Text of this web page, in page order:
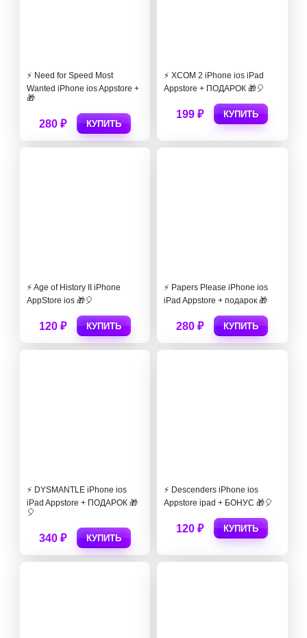
⚡️ Need for Speed Most
Wanted iPhone ios Appstore +
🎁
280 ₽ КУПИТЬ
⚡️ XCOM 2 iPhone ios iPad
Appstore + ПОДАРОК 🎁🎈
199 ₽ КУПИТЬ
⚡️ Age of History II iPhone
AppStore ios 🎁🎈
120 ₽ КУПИТЬ
⚡️ Papers Please iPhone ios
iPad Appstore + подарок 🎁
280 ₽ КУПИТЬ
⚡️ DYSMANTLE iPhone ios
iPad Appstore + ПОДАРОК 🎁
🎈
340 ₽ КУПИТЬ
⚡️ Descenders iPhone ios
Appstore ipad + БОНУС 🎁🎈
120 ₽ КУПИТЬ